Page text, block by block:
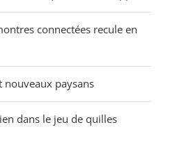
connectées recule en
nouveaux paysans
dans le jeu de quilles